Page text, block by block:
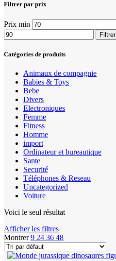
Filtrer par prix
Prix min
Filtrer
Catégories de produits
Animaux de compagnie
Babies & Toys
Bebe
Divers
Electroniques
Femme
Fitness
Homme
import
Ordinateur et bureautique
Sante
Securité
Téléphones & Reseau
Uncategorized
Voiture
Voici le seul résultat
Afficher les filtres
Montrer9 24 36 48